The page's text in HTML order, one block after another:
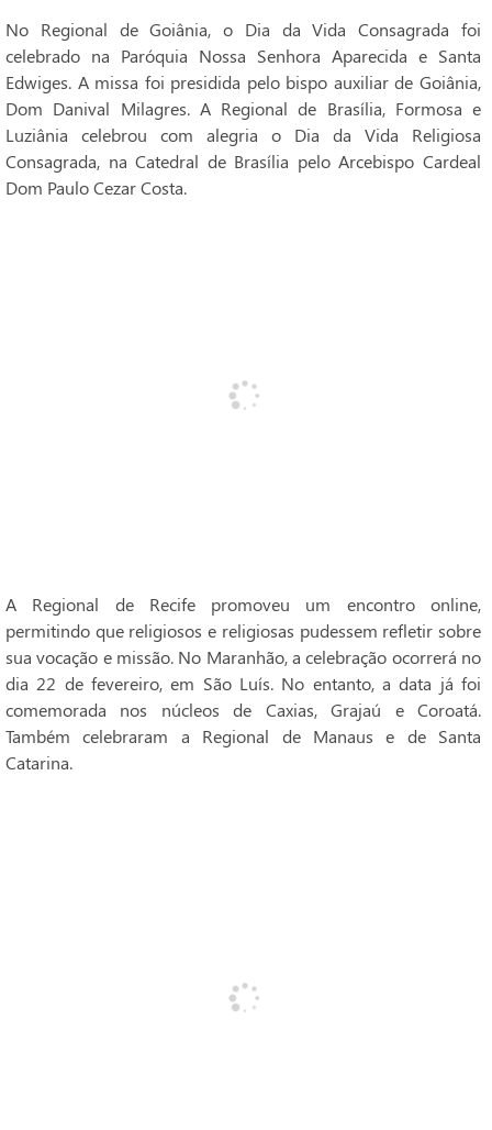
No Regional de Goiânia, o Dia da Vida Consagrada foi
celebrado na Paróquia Nossa Senhora Aparecida e Santa
Edwiges. A missa foi presidida pelo bispo auxiliar de Goiânia,
Dom Danival Milagres. A Regional de Brasília, Formosa e
Luziânia celebrou com alegria o Dia da Vida Religiosa
Consagrada, na Catedral de Brasília pelo Arcebispo Cardeal
Dom Paulo Cezar Costa.
A Regional de Recife promoveu um encontro online,
permitindo que religiosos e religiosas pudessem refletir sobre
sua vocação e missão. No Maranhão, a celebração ocorrerá no
dia 22 de fevereiro, em São Luís. No entanto, a data já foi
comemorada nos núcleos de Caxias, Grajaú e Coroatá.
Também celebraram a Regional de Manaus e de Santa
Catarina.